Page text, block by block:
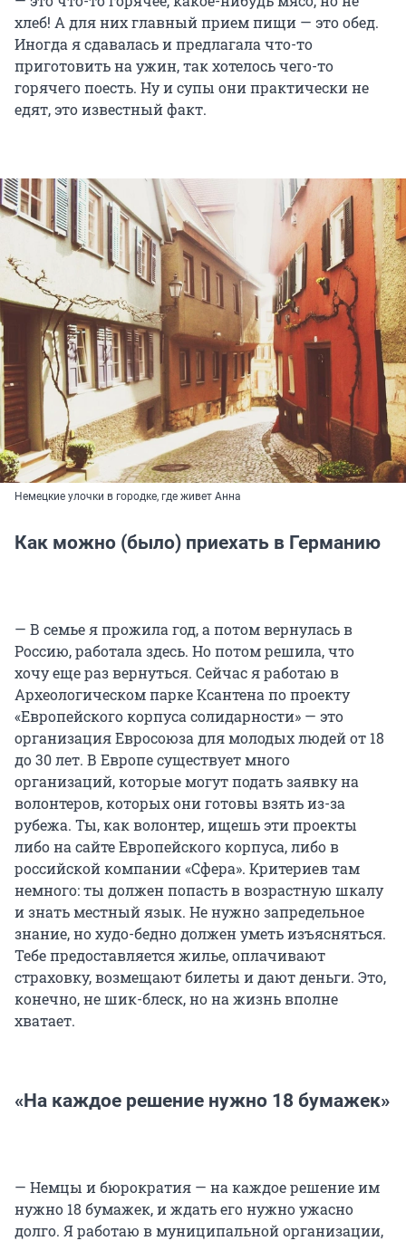
хлеб! А для них главный прием пищи — это обед.
Иногда я сдавалась и предлагала что-то
приготовить на ужин, так хотелось чего-то
горячего поесть. Ну и супы они практически не
едят, это известный факт.
Немецкие улочки в городке, где живет Анна
Как можно (было) приехать в Германию
— В семье я прожила год, а потом вернулась в
Россию, работала здесь. Но потом решила, что
хочу еще раз вернуться. Сейчас я работаю в
Археологическом парке Ксантена по проекту
«Европейского корпуса солидарности» — это
организация Евросоюза для молодых людей от 18
до 30 лет. В Европе существует много
организаций, которые могут подать заявку на
волонтеров, которых они готовы взять из-за
рубежа. Ты, как волонтер, ищешь эти проекты
либо на сайте Европейского корпуса, либо в
российской компании «Сфера». Критериев там
немного: ты должен попасть в возрастную шкалу
и знать местный язык. Не нужно запредельное
знание, но худо-бедно должен уметь изъясняться.
Тебе предоставляется жилье, оплачивают
страховку, возмещают билеты и дают деньги. Это,
конечно, не шик-блеск, но на жизнь вполне
хватает.
«На каждое решение нужно 18 бумажек»
— Немцы и бюрократия — на каждое решение им
нужно 18 бумажек, и ждать его нужно ужасно
долго. Я работаю в муниципальной организации,